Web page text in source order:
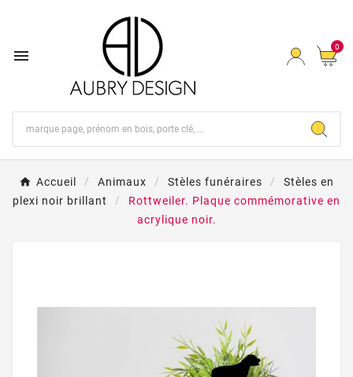
 0
Accueil Animaux Stèles funéraires
Stèles en
plexi noir brillant
Rottweiler. Plaque commémorative en
acrylique noir.